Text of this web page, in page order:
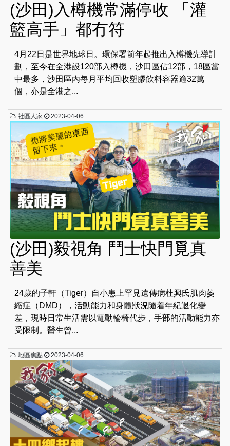
(沙田)入樽機常滿停收 「灌
籃高手」都冇符
4月22日是世界地球日。環保署前年起推出入樽機先導計
劃，至今在全港設120部入樽機，沙田區佔12部，18區當
中最多，沙田區內每月平均回收塑膠飲料容器逾32萬
個，亦是全港之...
社區人家 2023-04-06
(沙田)毅視角 鬥士快門覓真
善美
24歲的子軒（Tiger）自小患上罕見遺傳病杜興氏肌肉萎
縮症（DMD），活動能力和身體狀況隨着年紀退化變
差，現時日常生活需以電動輪椅代步，手部的活動能力亦
受限制。醫生曾...
地區焦點 2023-04-06